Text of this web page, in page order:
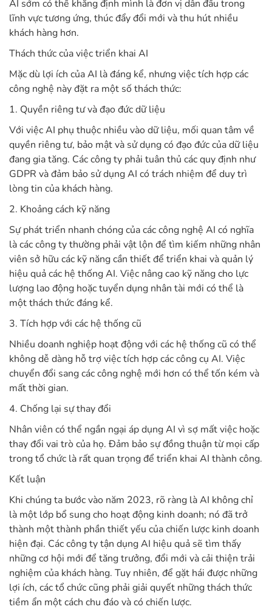
AI sớm có thể khẳng định mình là đơn vị dẫn đầu trong
lĩnh vực tương ứng, thúc đẩy đổi mới và thu hút nhiều
khách hàng hơn.
Thách thức của việc triển khai AI
Mặc dù lợi ích của AI là đáng kể, nhưng việc tích hợp các
công nghệ này đặt ra một số thách thức:
1. Quyền riêng tư và đạo đức dữ liệu
Với việc AI phụ thuộc nhiều vào dữ liệu, mối quan tâm về
quyền riêng tư, bảo mật và sử dụng có đạo đức của dữ liệu
đang gia tăng. Các công ty phải tuân thủ các quy định như
GDPR và đảm bảo sử dụng AI có trách nhiệm để duy trì
lòng tin của khách hàng.
2. Khoảng cách kỹ năng
Sự phát triển nhanh chóng của các công nghệ AI có nghĩa
là các công ty thường phải vật lộn để tìm kiếm những nhân
viên sở hữu các kỹ năng cần thiết để triển khai và quản lý
hiệu quả các hệ thống AI. Việc nâng cao kỹ năng cho lực
lượng lao động hoặc tuyển dụng nhân tài mới có thể là
một thách thức đáng kể.
3. Tích hợp với các hệ thống cũ
Nhiều doanh nghiệp hoạt động với các hệ thống cũ có thể
không dễ dàng hỗ trợ việc tích hợp các công cụ AI. Việc
chuyển đổi sang các công nghệ mới hơn có thể tốn kém và
mất thời gian.
4. Chống lại sự thay đổi
Nhân viên có thể ngần ngại áp dụng AI vì sợ mất việc hoặc
thay đổi vai trò của họ. Đảm bảo sự đồng thuận từ mọi cấp
trong tổ chức là rất quan trọng để triển khai AI thành công.
Kết luận
Khi chúng ta bước vào năm 2023, rõ ràng là AI không chỉ
là một lớp bổ sung cho hoạt động kinh doanh; nó đã trở
thành một thành phần thiết yếu của chiến lược kinh doanh
hiện đại. Các công ty tận dụng AI hiệu quả sẽ tìm thấy
những cơ hội mới để tăng trưởng, đổi mới và cải thiện trải
nghiệm của khách hàng. Tuy nhiên, để gặt hái được những
lợi ích, các tổ chức cũng phải giải quyết những thách thức
tiềm ẩn một cách chu đáo và có chiến lược.